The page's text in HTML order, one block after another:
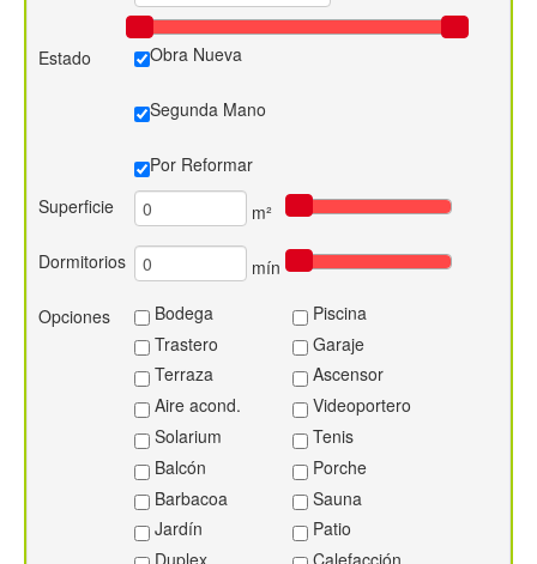
Estado Obra Nueva
Segunda Mano
Por Reformar
Superficie
m²
Dormitorios mín
Opciones Bodega
Piscina
Trastero
Garaje
Terraza
Ascensor
Aire acond.
Videoportero
Solarium
Tenis
Balcón
Porche
Barbacoa
Sauna
Jardín
Patio